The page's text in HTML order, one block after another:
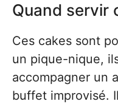
Quand servir
Ces cakes sont
un pique-nique,
accompagner un
buffet improvisé.